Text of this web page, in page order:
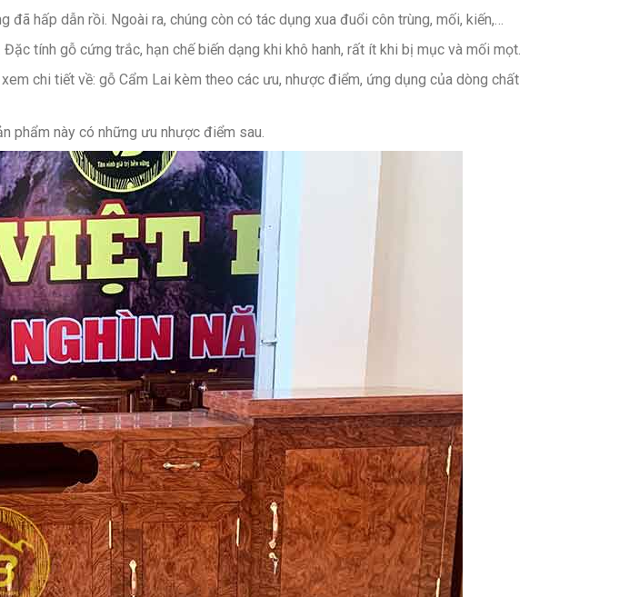
hấp dẫn rồi. Ngoài ra, chúng còn có tác dụng xua đuổi côn trùng, mối, kiến,…
tính gỗ cứng trắc, hạn chế biến dạng khi khô hanh, rất ít khi bị mục và mối mọt.
chi tiết về: gỗ Cẩm Lai kèm theo các ưu, nhược điểm, ứng dụng của dòng chất
phẩm này có những ưu nhược điểm sau.